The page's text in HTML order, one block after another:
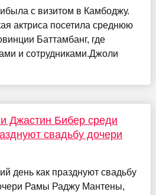
с визитом в Камбоджу.
актриса посетила среднюю
Баттамбанг, где
и сотрудниками.Джоли
Джастин Бибер среди
свадьбу дочери
день как празднуют свадьбу
Рамы Раджу Мантены,